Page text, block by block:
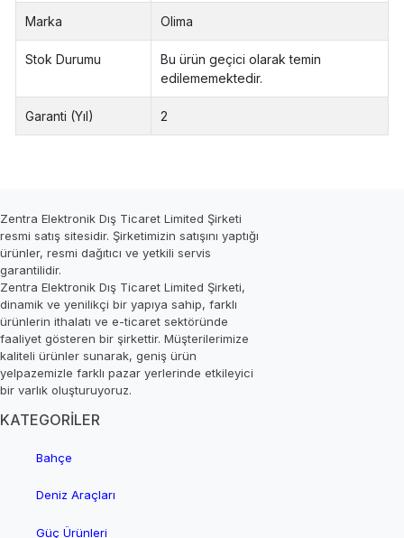
Marka Olima
Stok Durumu
Bu ürün geçici olarak temin
edilememektedir.
Garanti (Yıl) 2
Zentra Elektronik Dış Ticaret Limited Şirketi
resmi satış sitesidir. Şirketimizin satışını yaptığı
ürünler, resmi dağıtıcı ve yetkili servis
garantilidir.
Zentra Elektronik Dış Ticaret Limited Şirketi,
dinamik ve yenilikçi bir yapıya sahip, farklı
ürünlerin ithalatı ve e-ticaret sektöründe
faaliyet gösteren bir şirkettir. Müşterilerimize
kaliteli ürünler sunarak, geniş ürün
yelpazemizle farklı pazar yerlerinde etkileyici
bir varlık oluşturuyoruz.
KATEGORİLER
Bahçe
Deniz Araçları
Güç Ürünleri